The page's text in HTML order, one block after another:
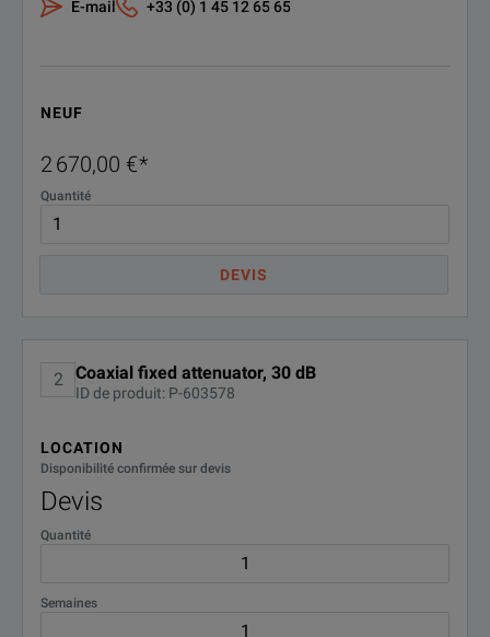
5
021-5
E-mail +33 (0) 1 45 12 65 65
NEUF
2 670,00 €*
Quantité
DEVIS
2 Coaxial fixed attenuator, 30 dB
ID de produit: P-603578
LOCATION
Disponibilité confirmée sur devis
Devis
Quantité
Semaines